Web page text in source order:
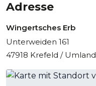
Adresse
Wingertsches Erb
Unterweiden 161
47918 Krefeld / Umland